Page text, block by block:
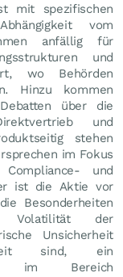
mit spezifischen
vom
anfällig für
und
wo Behörden
Hinzu kommen
über die
und
stehen
im Fokus
und
ist die Aktie vor
Besonderheiten
Volatilität der
Unsicherheit
sind, ein
im Bereich